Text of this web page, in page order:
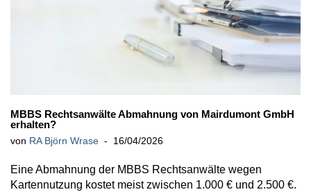
MBBS Rechtsanwälte Abmahnung von Mairdumont GmbH
erhalten?
von RA Björn Wrase 16/04/2026
Eine Abmahnung der MBBS Rechtsanwälte wegen
Kartennutzung kostet meist zwischen 1.000 € und 2.500 €.